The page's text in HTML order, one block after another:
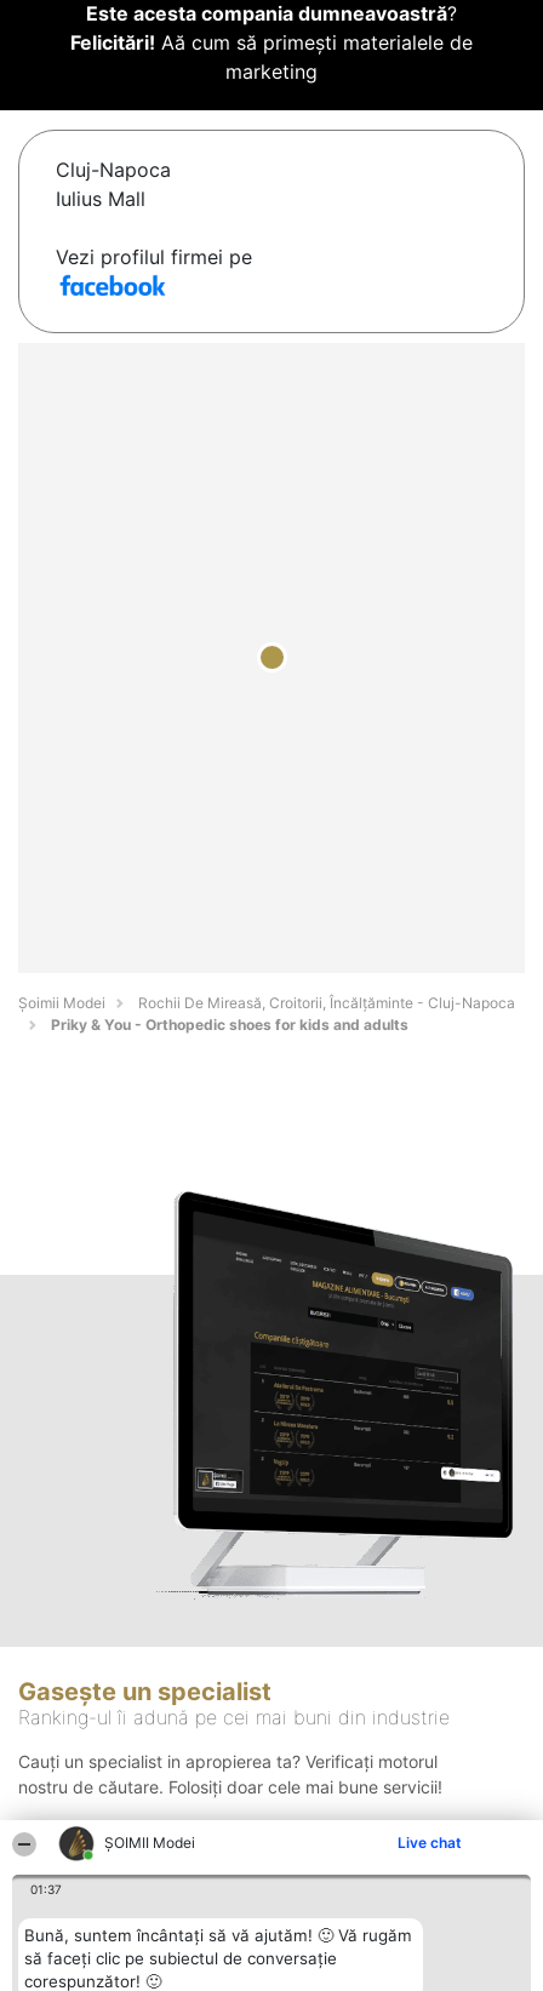
ȘOIMII Modei Live chat
01:37
Bună, suntem încântați să vă ajutăm! 🙂 Vă rugăm
să faceți clic pe subiectul de conversație
corespunzător! 🙂
Este acesta compania dumneavoastră?
Felicitări! Aă cum să primești materialele de
marketing
Cluj-Napoca
Iulius Mall
Vezi profilul firmei pe
Șoimii Modei
Rochii De Mireasă, Croitorii, Încălțăminte - Cluj-Napoca
Priky & You - Orthopedic shoes for kids and adults
Gasește un specialist
Ranking-ul îi adună pe cei mai buni din industrie
Cauți un specialist in apropierea ta? Verificați motorul
nostru de căutare. Folosiți doar cele mai bune servicii!